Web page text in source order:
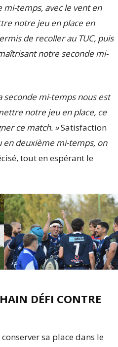
mi-temps, avec le vent en
notre jeu en place en
de recoller au TUC, puis
notre seconde mi-
seconde mi-temps nous est
notre jeu en place, ce
ce match. »Satisfaction
deuxième mi-temps, on
tout en espérant le
DÉFI CONTRE
sa place dans le